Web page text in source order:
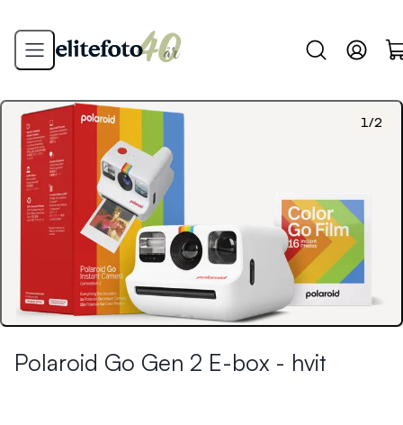
1 /2
Polaroid Go Gen 2 E-box - hvit